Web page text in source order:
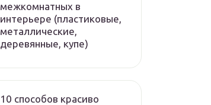
межкомнатных в
интерьере (пластиковые,
металлические,
деревянные, купе)
10 способов красиво